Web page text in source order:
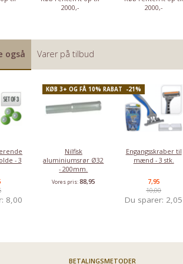
2000,-
2000,-
også Varer på tilbud
- 3
8,00
KØB 3+ OG FÅ 10% RABAT
Nilfisk
aluminiumsrør Ø32
- 200mm.
Vores pris:88,95
-21%
Engangsskraber til
mænd - 3 stk.
7,95
10,00
Du sparer: 2,05
BETALINGSMETODER